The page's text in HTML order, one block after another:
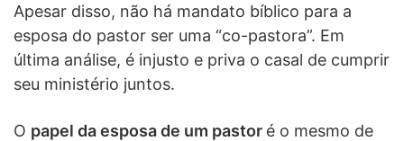
Apesar disso, não há mandato bíblico para a
esposa do pastor ser uma “co-pastora”. Em
última análise, é injusto e priva o casal de cumprir
seu ministério juntos.
O papel da esposa de um pastor é o mesmo de